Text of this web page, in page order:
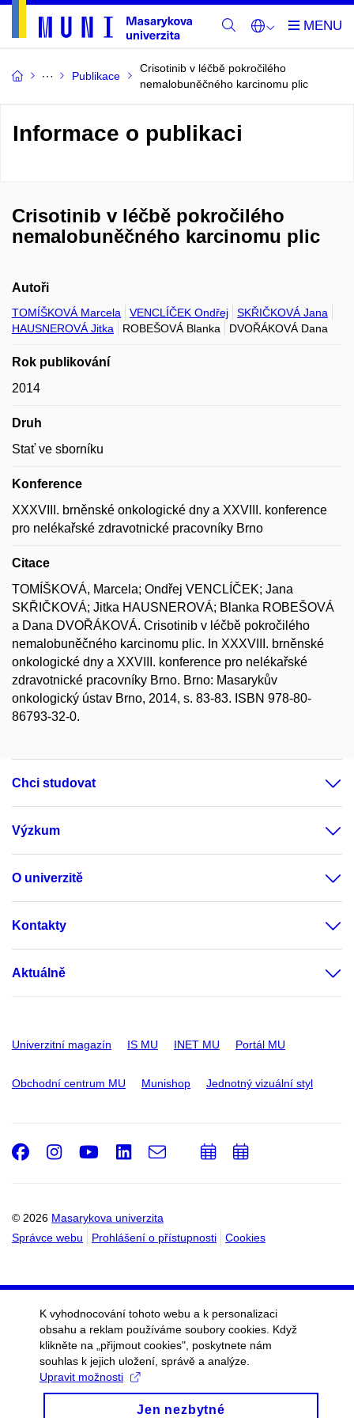
Publikace
Crisotinib v léčbě pokročilého
nemalobuněčného karcinomu plic
Informace o publikaci
Crisotinib v léčbě pokročilého
nemalobuněčného karcinomu plic
Autoři
TOMÍŠKOVÁ Marcela VENCLÍČEK Ondřej
SKŘIČKOVÁ Jana
HAUSNEROVÁ Jitka
ROBEŠOVÁ Blanka DVOŘÁKOVÁ Dana
Rok publikování
2014
Druh
Stať ve sborníku
Konference
XXXVIII. brněnské onkologické dny a XXVIII. konference
pro nelékařské zdravotnické pracovníky Brno
Citace
TOMÍŠKOVÁ, Marcela; Ondřej VENCLÍČEK; Jana
SKŘIČKOVÁ; Jitka HAUSNEROVÁ; Blanka ROBEŠOVÁ
a Dana DVOŘÁKOVÁ. Crisotinib v léčbě pokročilého
nemalobuněčného karcinomu plic. In XXXVIII. brněnské
onkologické dny a XXVIII. konference pro nelékařské
zdravotnické pracovníky Brno. Brno: Masarykův
onkologický ústav Brno, 2014, s. 83-83. ISBN 978-80-
86793-32-0.
Chci studovat
Výzkum
O univerzitě
Kontakty
Aktuálně
Univerzitní magazín IS MU INET MU Portál MU
Obchodní centrum MU Munishop Jednotný vizuální styl
© 2026 Masarykova univerzita
Správce webu
Prohlášení o přístupnosti Cookies
Facebook
Instagram
Youtube
LinkedIn
e-
PřidatPřidat
K vyhodnocování tohoto webu a k personalizaci
obsahu a reklam používáme soubory cookies. Když
klikněte na „přijmout cookies", poskytnete nám
souhlas k jejich uložení, správě a analýze.
Upravit možnosti
Jen nezbytné